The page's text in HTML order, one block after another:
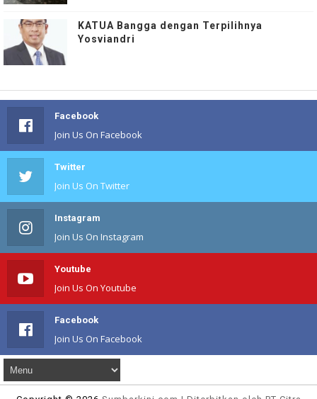
KATUA Bangga dengan Terpilihnya
Yosviandri
Facebook
Join Us On Facebook
Twitter
Join Us On Twitter
Instagram
Join Us On Instagram
Youtube
Join Us On Youtube
Facebook
Join Us On Facebook